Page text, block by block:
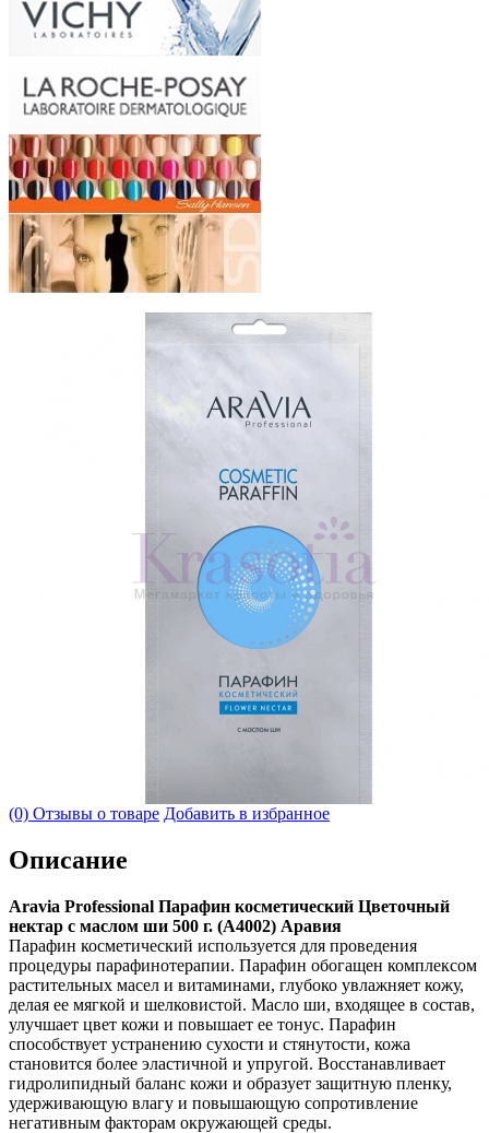
(0) Отзывы о товаре Добавить в избранное
Описание
Aravia Professional Парафин косметический Цветочный
нектар с маслом ши 500 г. (А4002) Аравия
Парафин косметический используется для проведения
процедуры парафинотерапии. Парафин обогащен комплексом
растительных масел и витаминами, глубоко увлажняет кожу,
делая ее мягкой и шелковистой. Масло ши, входящее в состав,
улучшает цвет кожи и повышает ее тонус. Парафин
способствует устранению сухости и стянутости, кожа
становится более эластичной и упругой. Восстанавливает
гидролипидный баланс кожи и образует защитную пленку,
удерживающую влагу и повышающую сопротивление
негативным факторам окружающей среды.